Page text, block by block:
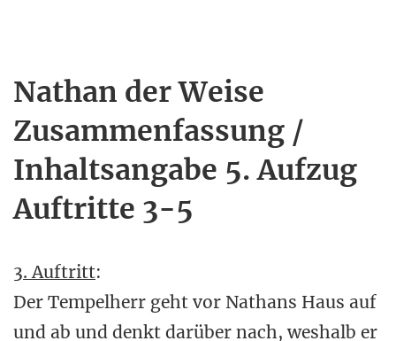
Nathan der Weise
Zusammenfassung /
Inhaltsangabe 5. Aufzug
Auftritte 3-5
3. Auftritt:
Der Tempelherr geht vor Nathans Haus auf
und ab und denkt darüber nach, weshalb er